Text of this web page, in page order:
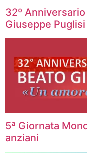
32º
Giuseppe Puglisi
5ª Giornata
anziani